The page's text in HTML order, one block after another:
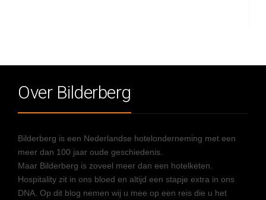
Over Bilderberg
Bilderberg is een Nederlandse hotelonderneming met een
meer dan 100 jaar oude geschiedenis.
Maar Bilderberg is zoveel meer dan een hotelketen.
Hospitality zit in ons bloed en altijd een stapje extra in ons
DNA. Op dit blog nemen wij u mee op een reis die u het